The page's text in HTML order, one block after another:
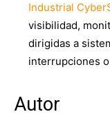
Industrial
visibilidad,
dirigidas a
interrupciones
Autor